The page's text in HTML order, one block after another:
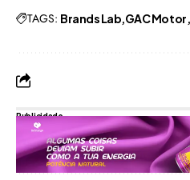
TAGS: Brands Lab GAC Motor
Publicidade